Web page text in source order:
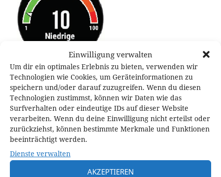
Einwilligung verwalten
Um dir ein optimales Erlebnis zu bieten, verwenden wir
Technologien wie Cookies, um Geräteinformationen zu
speichern und/oder darauf zuzugreifen. Wenn du diesen
Technologien zustimmst, können wir Daten wie das
Surfverhalten oder eindeutige IDs auf dieser Website
verarbeiten. Wenn du deine Einwilligung nicht erteilst oder
zurückziehst, können bestimmte Merkmale und Funktionen
beeinträchtigt werden.
Dienste verwalten
AKZEPTIEREN
Veröffentlicht
am
28. März 2016 Originalgröße
179 × 150
Schreibe einen Kommentar
Deine E-Mail-Adresse wird nicht veröffentlicht.Erforderliche Felder